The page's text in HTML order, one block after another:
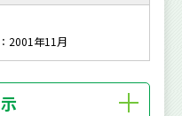
2001年11月